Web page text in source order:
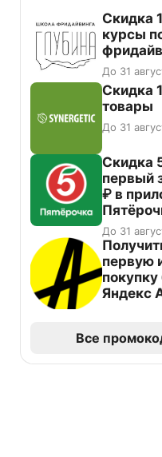
Скидка
курсы
До 31
Скидка
товары
До 31
Скидка
первый
₽ в
До 31
первую
покупку
Яндекс
Все